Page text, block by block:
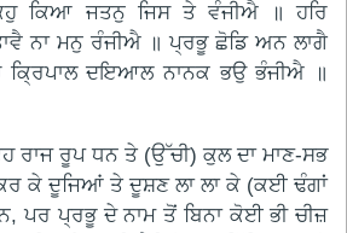
ਕਿਆ ਜਤਨੁ ਜਿਸ ਤੇ ਵੰਜੀਐ ॥ ਹਰਿ
ਨਾ ਮਨੁ ਰੰਜੀਐ ॥ ਪ੍ਰਭੂ ਛੋਡਿ ਅਨ ਲਾਗੈ
ਕ੍ਰਿਪਾਲ ਦਇਆਲ ਨਾਨਕ ਭਉ ਭੰਜੀਐ ॥
ਰਾਜ ਰੂਪ ਧਨ ਤੇ (ਉੱਚੀ) ਕੁਲ ਦਾ ਮਾਣ-ਸਭ
ਕੇ ਦੂਜਿਆਂ ਤੇ ਦੂਸ਼ਣ ਲਾ ਲਾ ਕੇ (ਕਈ ਢੰਗਾਂ
ਪਰ ਪ੍ਰਭੂ ਦੇ ਨਾਮ ਤੋਂ ਬਿਨਾ ਕੋਈ ਭੀ ਚੀਜ਼